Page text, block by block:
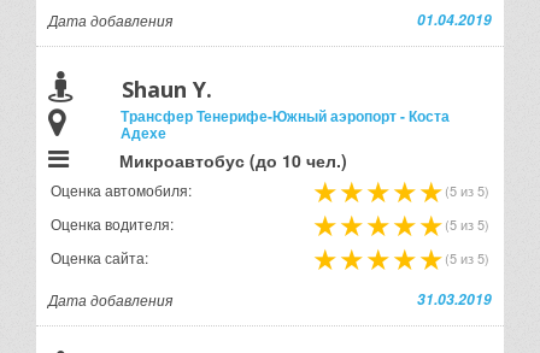
Дата добавления 01.04.2019
Shaun Y.
Трансфер Тенерифе-Южный аэропорт - Коста
Адехе
Микроавтобус (до 10 чел.)
Оценка автомобиля: (5 из 5)
Оценка водителя: (5 из 5)
Оценка сайта: (5 из 5)
Дата добавления 31.03.2019